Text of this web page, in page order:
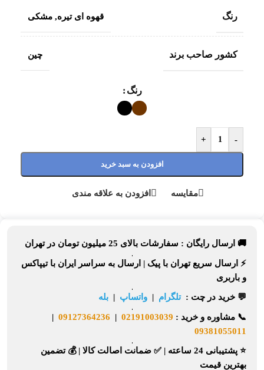
رنگ قهوه ای تیره, مشکی
کشور صاحب برند چین
رنگ
-
+
افزودن به سبد خرید
مقایسه افزودن به علاقه مندی
🚚 ارسال رایگان : سفارشات بالای 25 میلیون تومان در تهران
⚡ ارسال سریع تهران با پیک | ارسال به سراسر ایران با تیپاکس
و باربری
💬 خرید در چت :تلگرام | واتساپ | بله
📞 مشاوره و خرید : 02191003039
|
09127364236
|
09381055011
⭐ پشتیبانی 24 ساعته | ✅ ضمانت اصالت کالا |💰 تضمین
بهترین قیمت